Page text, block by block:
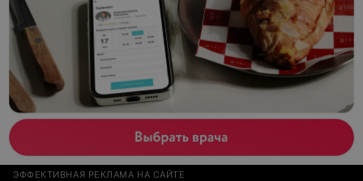
ЭФФЕКТИВНАЯ РЕКЛАМА НА САЙТЕ